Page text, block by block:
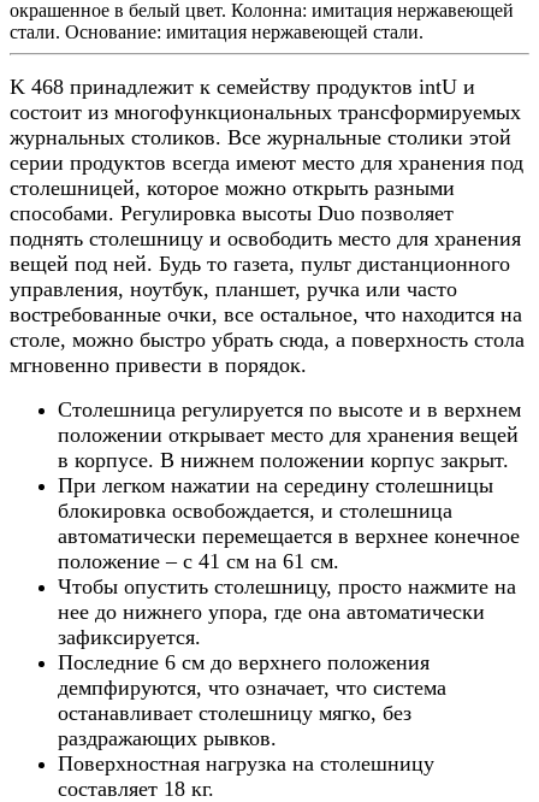
окрашенное в белый цвет. Колонна: имитация нержавеющей
стали. Основание: имитация нержавеющей стали.
K 468 принадлежит к семейству продуктов intU и
состоит из многофункциональных трансформируемых
журнальных столиков. Все журнальные столики этой
серии продуктов всегда имеют место для хранения под
столешницей, которое можно открыть разными
способами. Регулировка высоты Duo позволяет
поднять столешницу и освободить место для хранения
вещей под ней. Будь то газета, пульт дистанционного
управления, ноутбук, планшет, ручка или часто
востребованные очки, все остальное, что находится на
столе, можно быстро убрать сюда, а поверхность стола
мгновенно привести в порядок.
Столешница регулируется по высоте и в верхнем
положении открывает место для хранения вещей
в корпусе. В нижнем положении корпус закрыт.
При легком нажатии на середину столешницы
блокировка освобождается, и столешница
автоматически перемещается в верхнее конечное
положение – с 41 см на 61 см.
Чтобы опустить столешницу, просто нажмите на
нее до нижнего упора, где она автоматически
зафиксируется.
Последние 6 см до верхнего положения
демпфируются, что означает, что система
останавливает столешницу мягко, без
раздражающих рывков.
Поверхностная нагрузка на столешницу
составляет 18 кг.